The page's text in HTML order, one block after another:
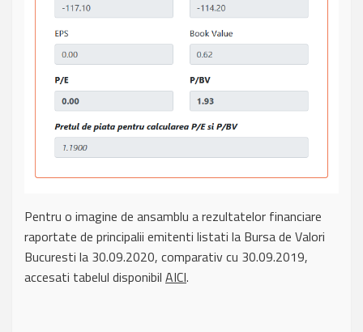
Pentru o imagine de ansamblu a rezultatelor financiare
raportate de principalii emitenti listati la Bursa de Valori
Bucuresti la 30.09.2020, comparativ cu 30.09.2019,
accesati tabelul disponibil AICI.